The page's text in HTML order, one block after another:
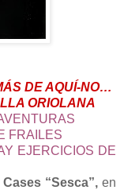
DE AQUÍ-NO…
ORIOLANA
FRAILES
DE
Cases “Sesca”, en